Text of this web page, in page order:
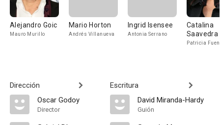
Alejandro Goic
Mauro Murillo
Mario Horton
Andrés Villanueva
Ingrid Isensee
Antonia Serrano
Catalina
Saavedra
Patricia
Dirección
Oscar Godoy
Director
Escritura
David Miranda-Hardy
Guión